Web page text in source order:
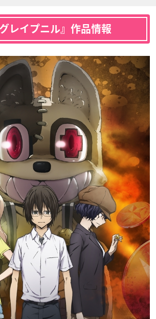
レイプニル』作品情報